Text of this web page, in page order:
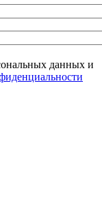
данных и